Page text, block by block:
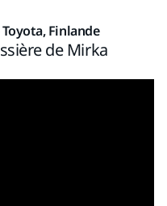
Finlande
de Mirka